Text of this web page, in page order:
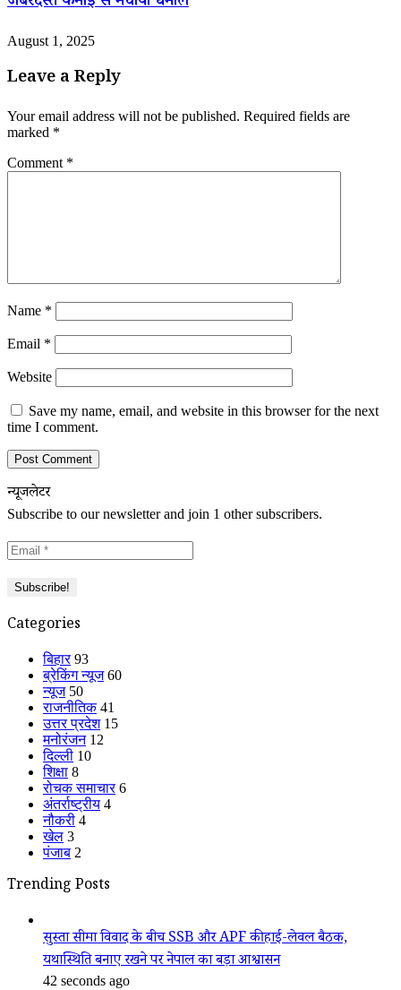
August 1, 2025
Leave a Reply
Your email address will not be published. Required fields are
marked *
Comment *
Name *
Email *
Website
Save my name, email, and website in this browser for the next
time I comment.
न्यूजलेटर
Subscribe to our newsletter and join 1 other subscribers.
Categories
बिहार 93
ब्रेकिंग न्यूज 60
न्यूज 50
राजनीतिक 41
उत्तर प्रदेश 15
मनोरंजन 12
दिल्ली 10
शिक्षा 8
रोचक समाचार 6
अंतर्राष्ट्रीय 4
नौकरी 4
खेल 3
पंजाब 2
Trending Posts
सुस्ता सीमा विवाद के बीच SSB और APF की हाई-लेवल बैठक,
यथास्थिति बनाए रखने पर नेपाल का बड़ा आश्वासन
42 seconds ago